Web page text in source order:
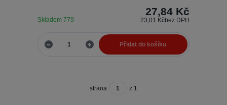
27,84 Kč
23,01 Kčbez DPH
Skladem 779
Přidat do košíku
strana z 1